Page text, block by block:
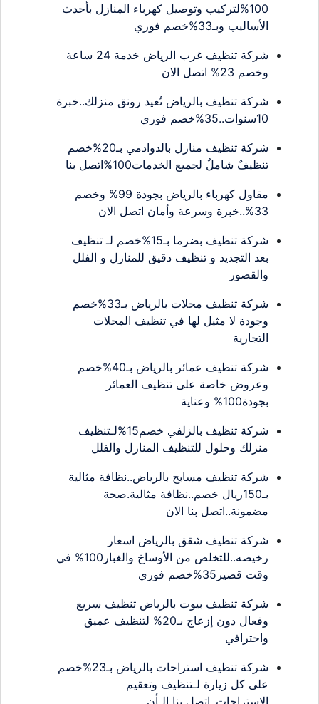
100%لتركيب وتوصيل كهرباء المنازل بأحدث
الأساليب وبـ33%خصم فوري
شركة تنظيف غرب الرياض خدمة 24 ساعة
وخصم 23% اتصل الان
شركة تنظيف بالرياض تُعيد رونق منزلك..خبرة
10سنوات..35%خصم فوري
شركة تنظيف منازل بالدوادمي بـ20%خصم
تنظيفٌ شاملٌ لجميع الخدمات100%اتصل بنا
مقاول كهرباء بالرياض بجودة 99% وخصم
33%..خبرة وسرعة وأمان اتصل الان
شركة تنظيف بضرما بـ15%خصم لـ تنظيف
بعد التجديد و تنظيف دقيق للمنازل و الفلل
والقصور
شركة تنظيف محلات بالرياض بـ33%خصم
وجودة لا مثيل لها في تنظيف المحلات
التجارية
شركة تنظيف عمائر بالرياض بـ40%خصم
وعروض خاصة على تنظيف العمائر
بجودة100% وعناية
شركة تنظيف بالزلفي خصم15%لـتنظيف
منزلك وحلول للتنظيف المنازل والفلل
شركة تنظيف مسابح بالرياض..نظافة مثالية
بـ150ريال خصم..نظافة مثالية.صحة
مضمونة..اتصل بنا الان
شركة تنظيف شقق بالرياض اسعار
رخيصه..للتخلص من الأوساخ والغبار100% في
وقت قصير35%خصم فوري
شركة تنظيف بيوت بالرياض تنظيف سريع
وفعال دون إزعاج بـ20% لتنظيف عميق
واحترافي
شركة تنظيف استراحات بالرياض بـ23%خصم
على كل زيارة لـتنظيف وتعقيم